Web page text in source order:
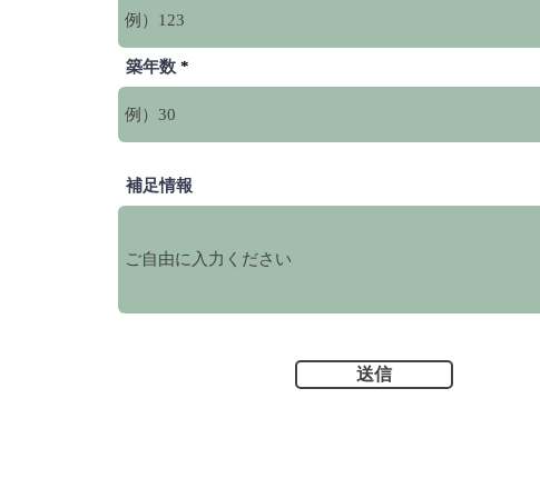
築年数
補足情報
送信